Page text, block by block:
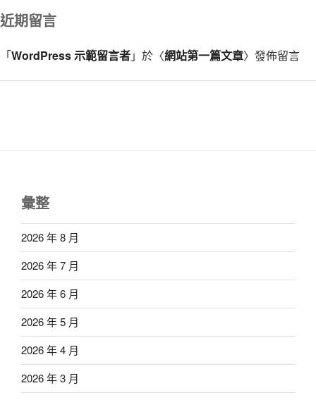
近期留言
「WordPress 示範留言者」於〈網站第一篇文章〉發佈留言
彙整
2026 年 8 月
2026 年 7 月
2026 年 6 月
2026 年 5 月
2026 年 4 月
2026 年 3 月